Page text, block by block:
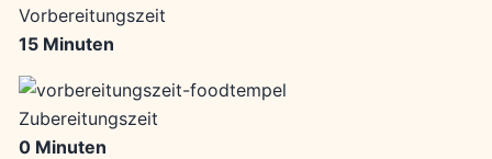
Vorbereitungszeit
15 Minuten
Zubereitungszeit
0 Minuten